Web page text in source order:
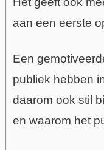
aan een eerste
Een
publiek hebben
daarom ook stil
en waarom het